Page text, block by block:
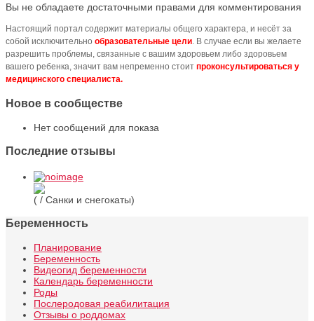
Вы не обладаете достаточными правами для комментирования
Настоящий портал содержит материалы общего характера, и несёт за
собой исключительно образовательные цели. В случае если вы желаете
разрешить проблемы, связанные с вашим здоровьем либо здоровьем
вашего ребенка, значит вам непременно стоит проконсультироваться у
медицинского специалиста.
Новое в сообществе
Нет сообщений для показа
Последние отзывы
( / Санки и снегокаты)
Беременность
Планирование
Беременность
Видеогид беременности
Календарь беременности
Роды
Послеродовая реабилитация
Отзывы о роддомах